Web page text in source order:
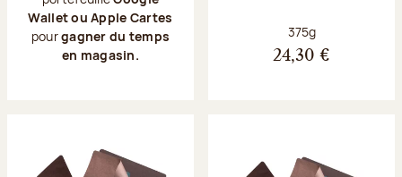
Wallet ou Apple Cartes
pourgagner du temps
en magasin.
Poids net :
375g
24,30 €